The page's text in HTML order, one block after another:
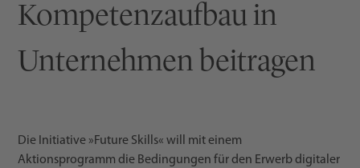
Kompetenzaufbau in
Unternehmen beitragen
Die Initiative »Future Skills« will mit einem
Aktionsprogramm die Bedingungen für den Erwerb digitaler